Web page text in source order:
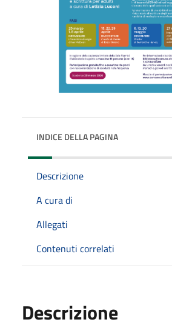
INDICE DELLA PAGINA
Descrizione
A cura di
Allegati
Contenuti correlati
Descrizione